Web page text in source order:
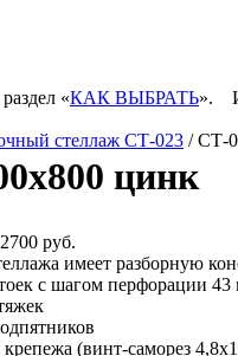
«КАК ВЫБРАТЬ».
стеллаж СТ-023 / СТ-
цинк
2700 руб.
имеет разборную
с шагом перфорации
крепежа (винт-саморез